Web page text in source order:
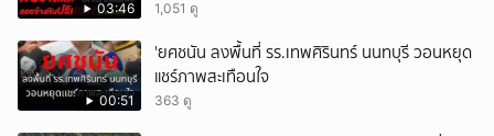
03:46 1,051 ดู
00:51
'ยศชนัน ลงพื้นที่ รร.เทพศิรินทร์ นนทบุรี วอนหยุด
แชร์ภาพสะเทือนใจ
363 ดู